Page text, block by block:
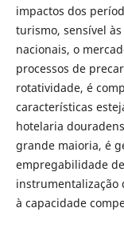
impactos dos
turismo, sensível
nacionais, o
processos de
rotatividade, é
características
hotelaria
grande maioria, é
empregabilidade
instrumentalização
à capacidade